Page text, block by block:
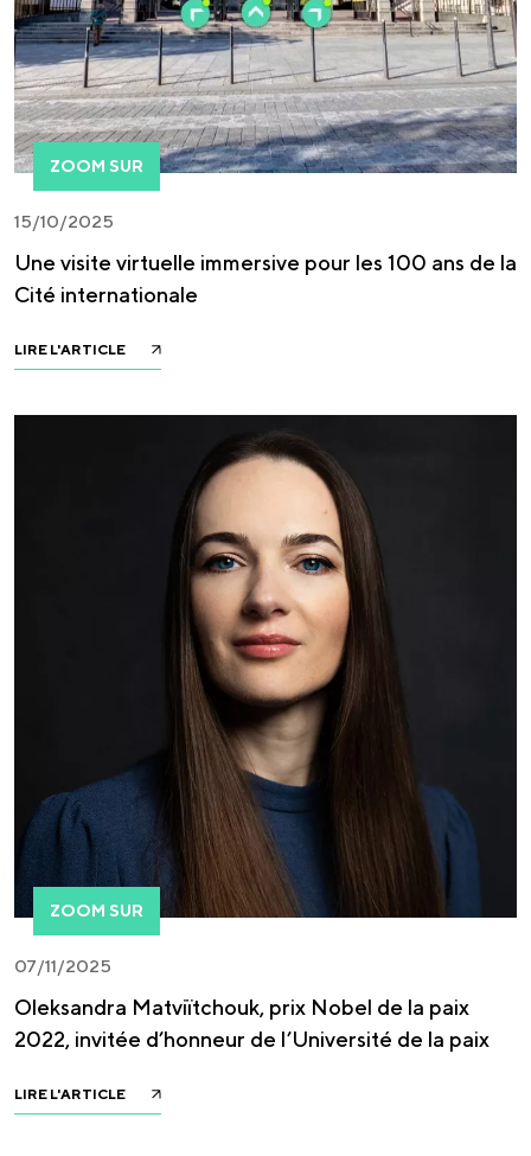
ZOOM SUR
15/10/2025
Une visite virtuelle immersive pour les 100 ans de la
Cité internationale
LIRE L'ARTICLE
ZOOM SUR
07/11/2025
Oleksandra Matviïtchouk, prix Nobel de la paix
2022, invitée d’honneur de l’Université de la paix
LIRE L'ARTICLE